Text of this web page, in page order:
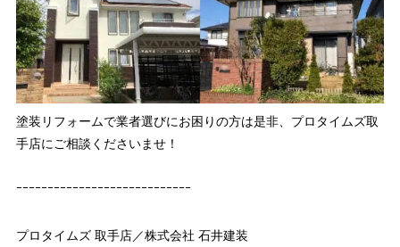
塗装リフォームで業者選びにお困りの方は是非、プロタイムズ取
手店にご相談くださいませ！
ｰｰｰｰｰｰｰｰｰｰｰｰｰｰｰｰｰｰｰｰｰｰｰｰｰｰｰｰ
プロタイムズ 取手店／株式会社 石井建装